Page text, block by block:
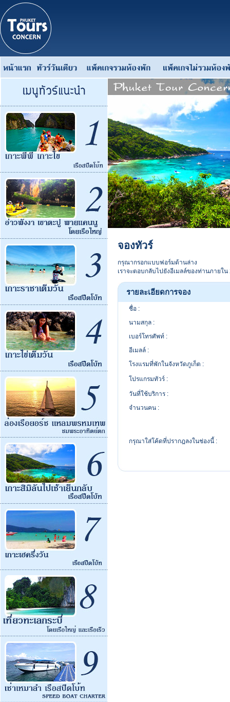
จองทัวร์
กรุณากรอกแบบฟอร์มด้านล่าง
เราจะตอบกลับไปยังอีเมลล์ของท่านภายใ
รายละเอียดการจอง
ชื่อ :
นามสกุล :
เบอร์โทรศัพท์ :
อีเมลล์ :
โรงแรมที่พักในจังหวัดภูเก็ต :
โปรแกรมทัวร์ :
วันที่ใช้บริการ :
จำนวนคน :
กรุณาใส่โค้ดที่ปรากฎลงในช่องนี้ :